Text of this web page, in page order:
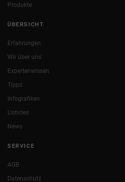
Produkte
ÜBERSICHT
Erfahrungen
Wir über uns
Expertenwissen
Tipps
Infografiken
Listicles
News
SERVICE
AGB
Datenschutz